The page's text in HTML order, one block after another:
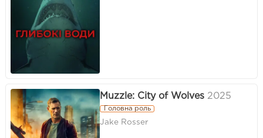
Muzzle: City of Wolves 2025
Головна роль
Jake Rosser